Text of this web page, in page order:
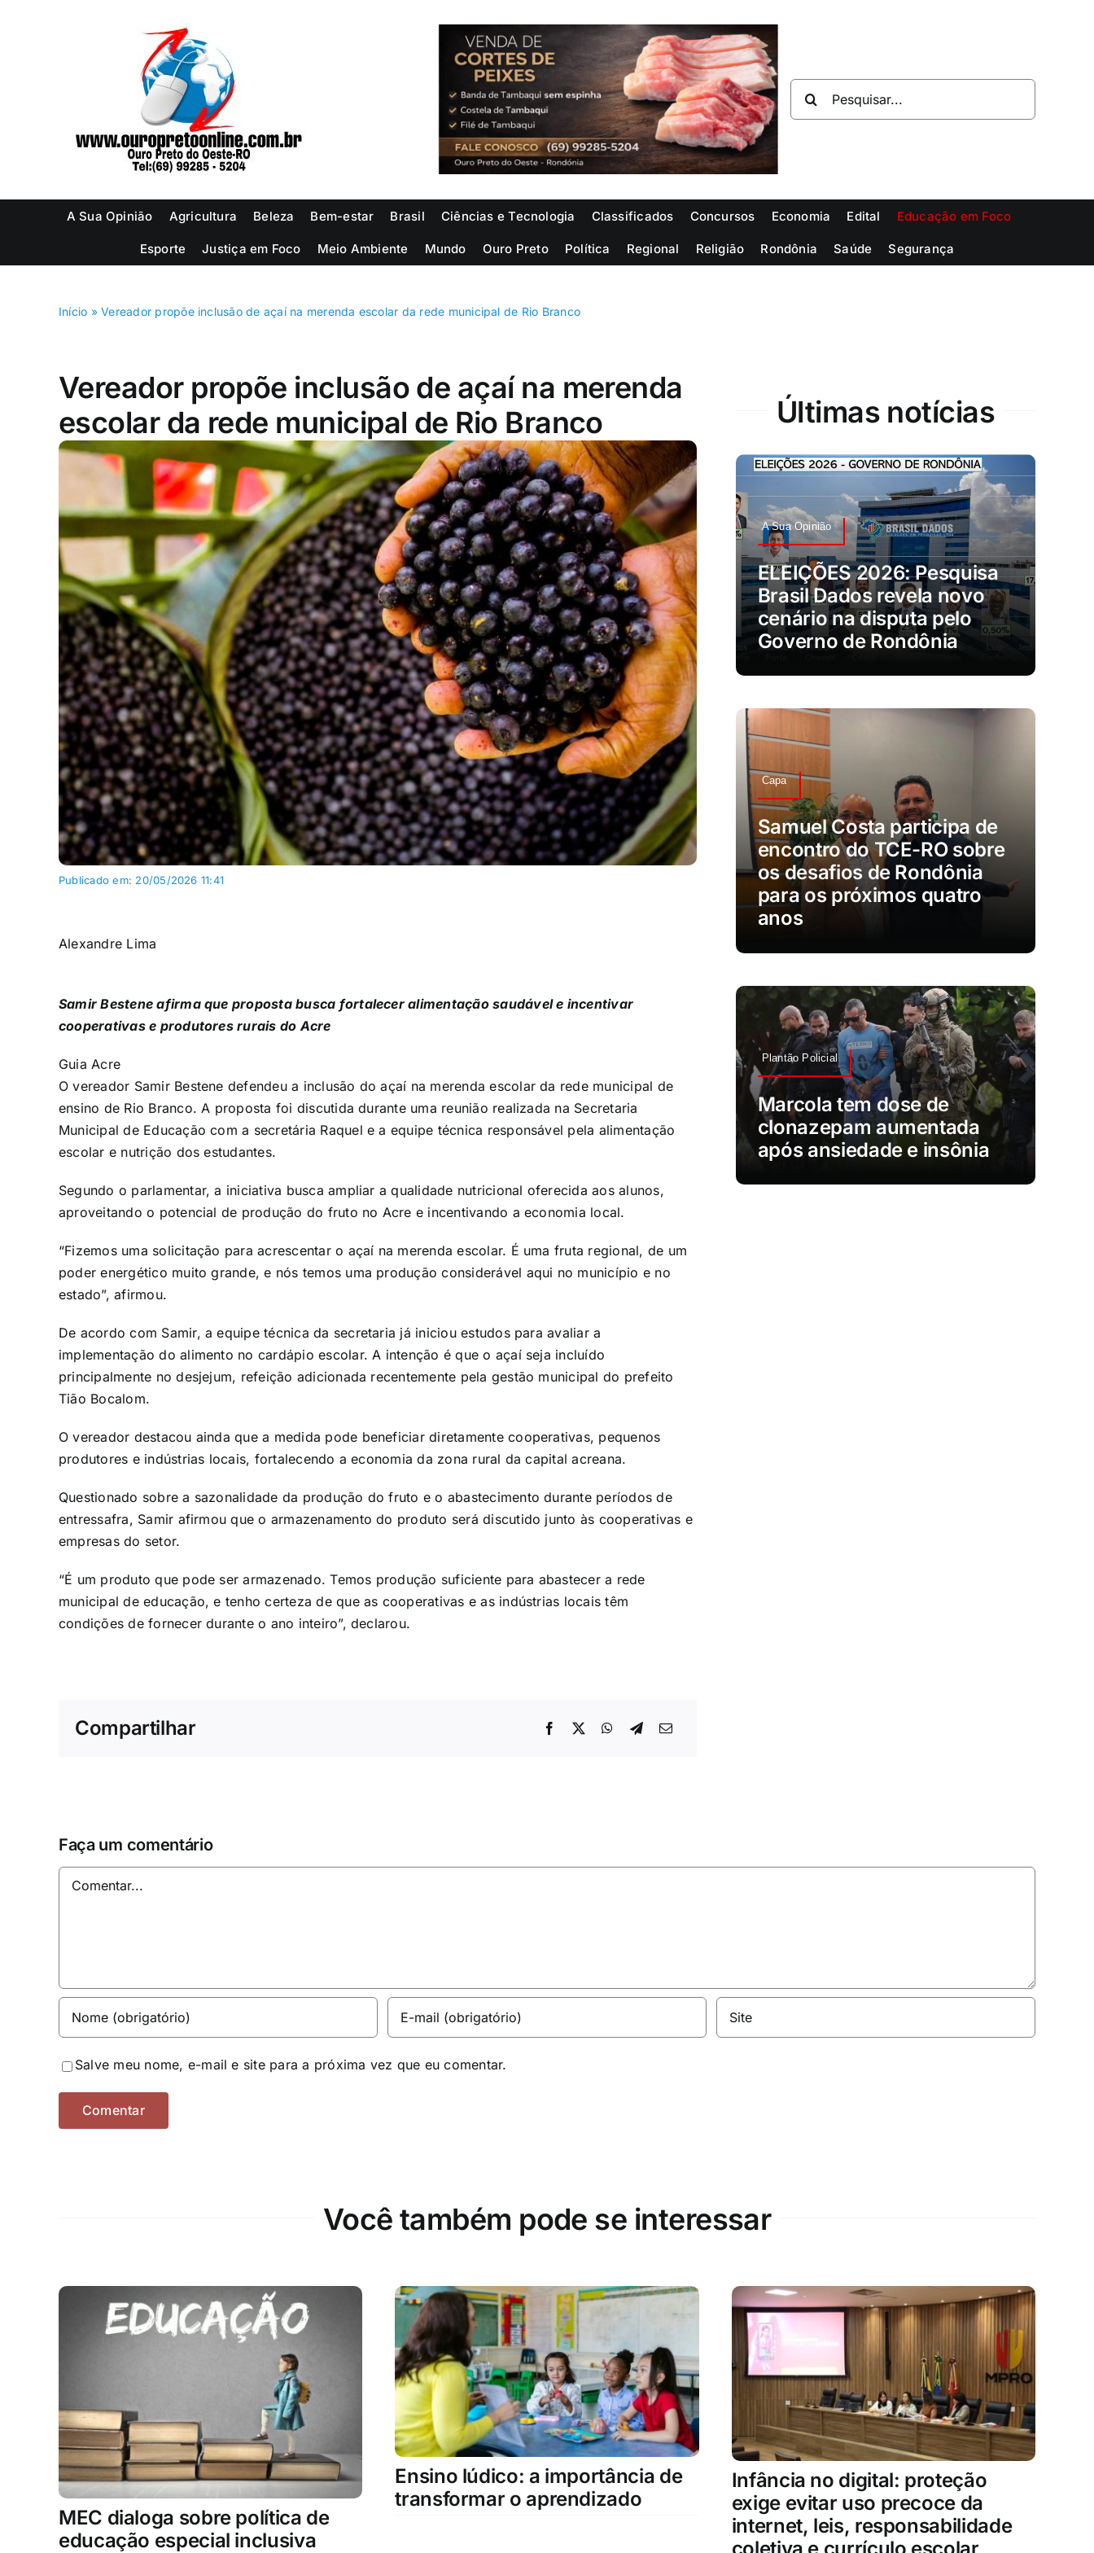
resultados
A Sua Opinião Agricultura Beleza Bem-estar Brasil Ciências e Tecnologia Classificados Concursos Economia Edital Educação em Foco
Esporte Justiça em Foco Meio Ambiente Mundo Ouro Preto Política Regional Religião Rondônia Saúde Segurança
Início »Vereador propõe inclusão de açaí na merenda escolar da rede municipal de Rio Branco
Vereador propõe inclusão de açaí na merenda
escolar da rede municipal de Rio Branco
Publicado em: 20/05/2026 11:41
Alexandre Lima
Samir Bestene afirma que proposta busca fortalecer alimentação saudável e incentivar
cooperativas e produtores rurais do Acre
Guia Acre
O vereador Samir Bestene defendeu a inclusão do açaí na merenda escolar da rede municipal de
ensino de Rio Branco. A proposta foi discutida durante uma reunião realizada na Secretaria
Municipal de Educação com a secretária Raquel e a equipe técnica responsável pela alimentação
escolar e nutrição dos estudantes.
Segundo o parlamentar, a iniciativa busca ampliar a qualidade nutricional oferecida aos alunos,
aproveitando o potencial de produção do fruto no Acre e incentivando a economia local.
“Fizemos uma solicitação para acrescentar o açaí na merenda escolar. É uma fruta regional, de um
poder energético muito grande, e nós temos uma produção considerável aqui no município e no
estado”, afirmou.
De acordo com Samir, a equipe técnica da secretaria já iniciou estudos para avaliar a
implementação do alimento no cardápio escolar. A intenção é que o açaí seja incluído
principalmente no desjejum, refeição adicionada recentemente pela gestão municipal do prefeito
Tião Bocalom.
O vereador destacou ainda que a medida pode beneficiar diretamente cooperativas, pequenos
produtores e indústrias locais, fortalecendo a economia da zona rural da capital acreana.
Questionado sobre a sazonalidade da produção do fruto e o abastecimento durante períodos de
entressafra, Samir afirmou que o armazenamento do produto será discutido junto às cooperativas e
empresas do setor.
“É um produto que pode ser armazenado. Temos produção suficiente para abastecer a rede
municipal de educação, e tenho certeza de que as cooperativas e as indústrias locais têm
condições de fornecer durante o ano inteiro”, declarou.
Compartilhar
Últimas notícias
A Sua Opinião
ELEIÇÕES 2026: Pesquisa
Brasil Dados revela novo
cenário na disputa pelo
Governo de Rondônia
Capa
Samuel Costa participa de
encontro do TCE-RO sobre
os desafios de Rondônia
para os próximos quatro
anos
Plantão Policial
Marcola tem dose de
clonazepam aumentada
após ansiedade e insônia
Faça um comentário
Comentar
Salve meu nome, e-mail e site para a próxima vez que eu comentar.
Você também pode se interessar
MEC dialoga sobre política de
educação especial inclusiva
Ensino lúdico: a importância de
transformar o aprendizado
Infância no digital: proteção
exige evitar uso precoce da
internet, leis, responsabilidade